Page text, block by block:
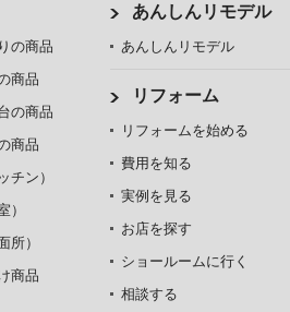
の商品
商品
の商品
商品
チン）
）
所）
商品
あんしんリモデル
あんしんリモデル
リフォーム
リフォームを始める
費用を知る
実例を見る
お店を探す
ショールームに行く
相談する